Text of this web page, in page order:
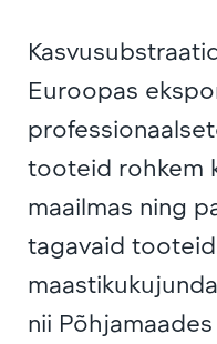
Euroopas
tooteid rohkem
maailmas ning
tagavaid
nii